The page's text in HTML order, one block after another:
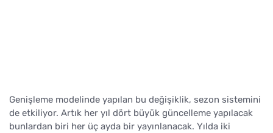
Genişleme modelinde yapılan bu değişiklik, sezon sistemini
de etkiliyor. Artık her yıl dört büyük güncelleme yapılacak
bunlardan biri her üç ayda bir yayınlanacak. Yılda iki